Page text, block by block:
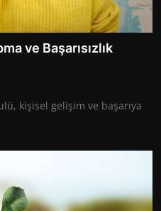
ve Başarısızlık
kişisel gelişim ve başarıya